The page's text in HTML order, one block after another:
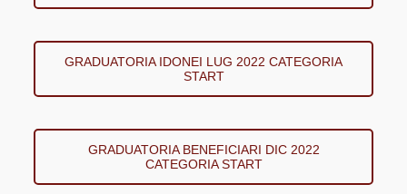
GRADUATORIA IDONEI LUG 2022 CATEGORIA
START
GRADUATORIA BENEFICIARI DIC 2022
CATEGORIA START